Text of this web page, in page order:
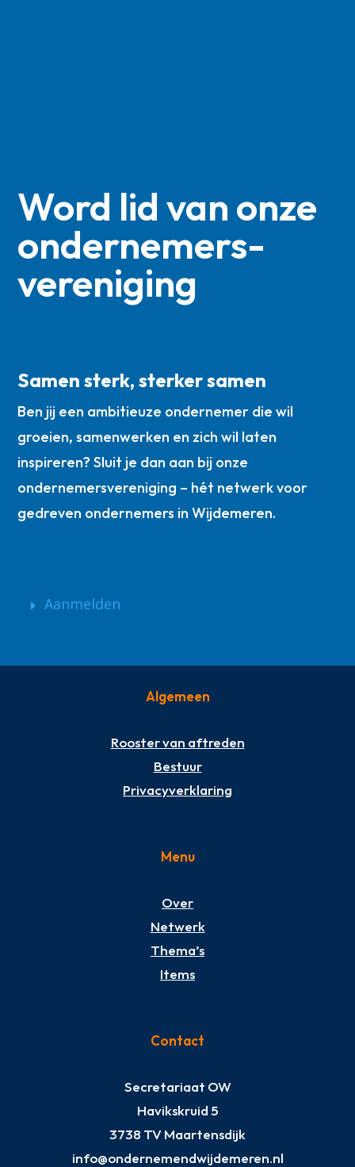
Word lid van onze
ondernemers­
vereniging
Samen sterk, sterker samen
Ben jij een ambitieuze ondernemer die wil
groeien, samenwerken en zich wil laten
inspireren? Sluit je dan aan bij onze
ondernemersvereniging – hét netwerk voor
gedreven ondernemers in Wijdemeren.
Aanmelden
Algemeen
Rooster van aftreden
Bestuur
Privacyverklaring
Menu
Over
Netwerk
Thema’s
Items
Contact
Secretariaat OW
Havikskruid 5
3738 TV Maartensdijk
info@ondernemendwijdemeren.nl